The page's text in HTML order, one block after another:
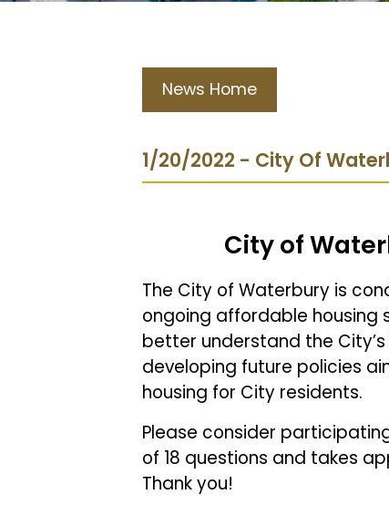
News Home
1/20/2022 - City Of
City of
The City of Waterbury is
ongoing affordable housing
better understand the
developing future policies
housing for City residents.
Please consider
of 18 questions and takes
Thank you!